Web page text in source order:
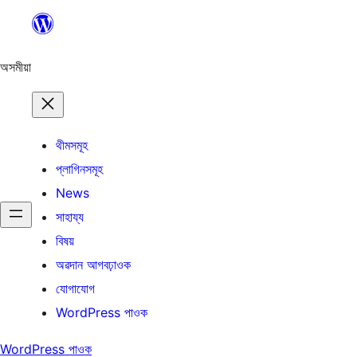
বিষয়বস্তুলৈ
অসমীয়া
থীমসমূহ
প্লাগিনসমূহ
News
সাহায্য
বিষয়
অৱদান আগবঢ়াওক
যোগাযোগ
WordPress পাওক
WordPress পাওক